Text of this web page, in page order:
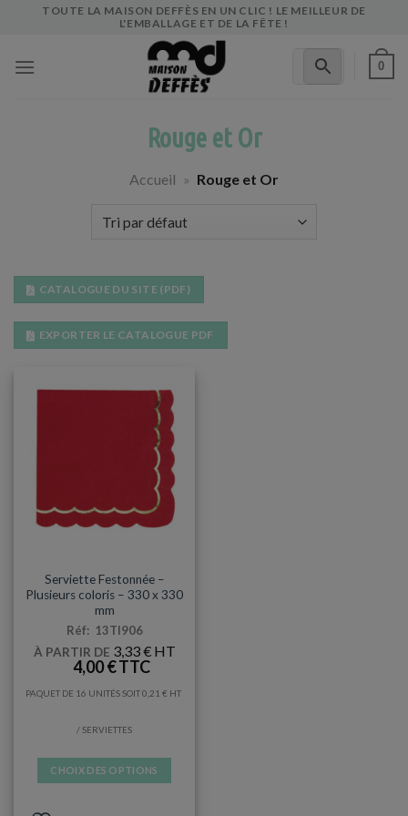
TOUTE LA MAISON DEFFÈS EN UN CLIC ! LE MEILLEUR DE
L'EMBALLAGE ET DE LA FÊTE !
0
Rouge et Or
Accueil » Rouge et Or
CATALOGUE DU SITE (PDF)
EXPORTER LE CATALOGUE PDF
Serviette Festonnée –
Plusieurs coloris – 330 x 330
mm
Réf: 13TI906
À PARTIR DE 3,33€
4,00€
PAQUET DE 16 UNITÉS SOIT0,21 €
/ SERVIETTES
CHOIX DES OPTIONS